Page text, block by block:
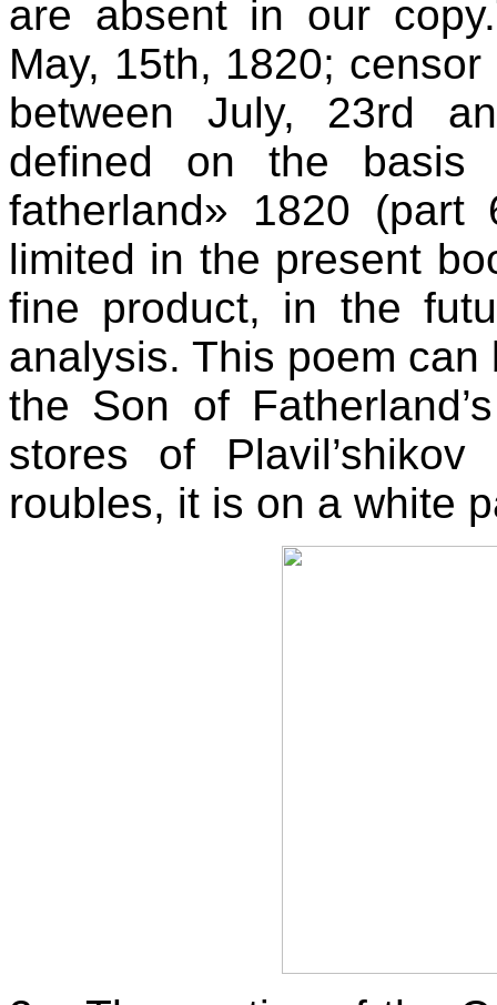
are absent in our
May, 15th, 1820;
between July, 23rd
defined on the
fatherland» 1820
limited in the present
fine product, in the
analysis. This poem
the Son of
stores of
roubles, it is on a white